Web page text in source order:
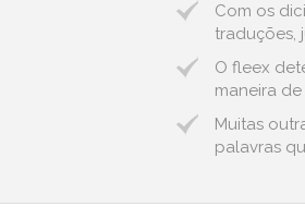
Com os
traduções,
O fleex
maneira
Muitas
palavras